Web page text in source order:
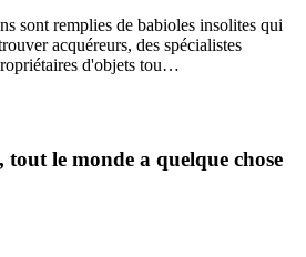
sont remplies de babioles insolites qui
acquéreurs, des spécialistes
d'objets tou…
tout le monde a quelque chose